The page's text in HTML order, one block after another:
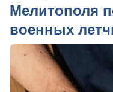
Мелитополя
военных